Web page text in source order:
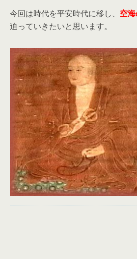
今回は時代を平安時代に移し、 空
迫っていきたいと思います。